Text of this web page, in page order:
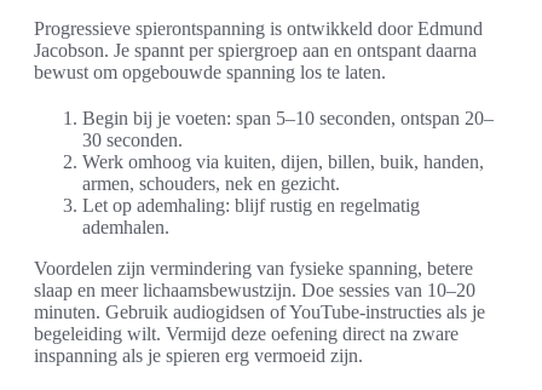
Progressieve spierontspanning is ontwikkeld door Edmund
Jacobson. Je spannt per spiergroep aan en ontspant daarna
bewust om opgebouwde spanning los te laten.
Begin bij je voeten: span 5–10 seconden, ontspan 20–
30 seconden.
Werk omhoog via kuiten, dijen, billen, buik, handen,
armen, schouders, nek en gezicht.
Let op ademhaling: blijf rustig en regelmatig
ademhalen.
Voordelen zijn vermindering van fysieke spanning, betere
slaap en meer lichaamsbewustzijn. Doe sessies van 10–20
minuten. Gebruik audiogidsen of YouTube-instructies als je
begeleiding wilt. Vermijd deze oefening direct na zware
inspanning als je spieren erg vermoeid zijn.